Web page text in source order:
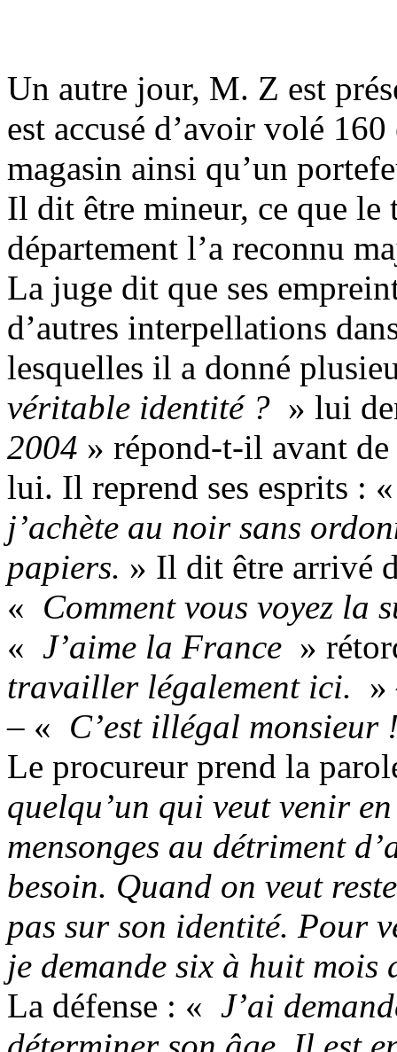
Un autre jour, M. Z est
est accusé d’avoir volé
magasin ainsi qu’un
Il dit être mineur, ce que le
département l’a reconnu
La juge dit que ses
d’autres interpellations
lesquelles il a donné
véritable identité ? » lui
2004 » répond-t-il avant
lui. Il reprend ses esprits :
j’achète au noir sans
papiers. » Il dit être arrivé
« Comment vous voyez la
« J’aime la France »
travailler légalement ici.
– « C’est illégal monsieur
Le procureur prend la
quelqu’un qui veut venir
mensonges au détriment
besoin. Quand on veut
pas sur son identité. Pour
je demande six à huit
La défense : « J’ai